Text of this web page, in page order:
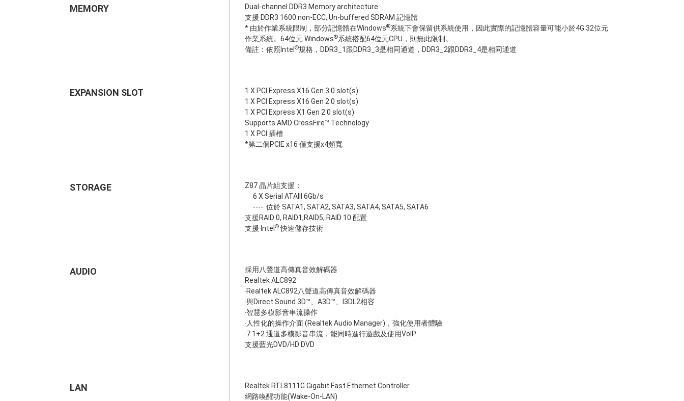
MEMORY
Dual-channel DDR3 Memory architecture
支援 DDR3 1600 non-ECC, Un-buffered SDRAM 記憶體
* 由於作業系統限制，部分記憶體在Windows®系統下會保留供系統使用，因此實際的記憶體容量可能小於4G 32位元
作業系統。64位元 Windows®系統搭配64位元CPU，則無此限制。
備註：依照Intel ®規格，DDR3_1跟DDR3_3是相同通道，DDR3_2跟DDR3_4是相同通道
EXPANSION SLOT
1 X PCI Express X16 Gen 3.0 slot(s)
1 X PCI Express X16 Gen 2.0 slot(s)
1 X PCI Express X1 Gen 2.0 slot(s)
Supports AMD CrossFire™ Technology
1 X PCI 插槽
*第二個PCIE x16 僅支援x4頻寬
STORAGE
Z87 晶片組支援：
6 X Serial ATAIII 6Gb/s
---- 位於 SATA1, SATA2, SATA3, SATA4, SATA5, SATA6
支援RAID 0, RAID1,RAID5, RAID 10 配置
支援 Intel ®快速儲存技術
AUDIO
採用八聲道高傳真音效解碼器
Realtek ALC892
‧Realtek ALC892八聲道高傳真音效解碼器
‧與Direct Sound 3D™、A3D™、I3DL2相容
‧智慧多模影音串流操作
‧人性化的操作介面 (Realtek Audio Manager)，強化使用者體驗
‧7.1+2 通道多模影音串流，能同時進行遊戲及使用VoIP
支援藍光DVD/HD DVD
LAN
Realtek RTL8111G Gigabit Fast Ethernet Controller
網路喚醒功能(Wake-On-LAN)